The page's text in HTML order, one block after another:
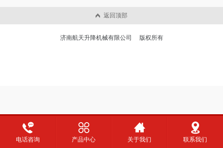
返回顶部
济南航天升降机械有限公司 版权所有
电话咨询 产品中心 关于我们 联系我们